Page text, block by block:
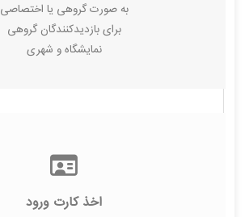
به صورت گروهی یا اختصاصی
برای بازدیدکنندگان گروهی
نمایشگاه و شهری
اخذ کارت ورود